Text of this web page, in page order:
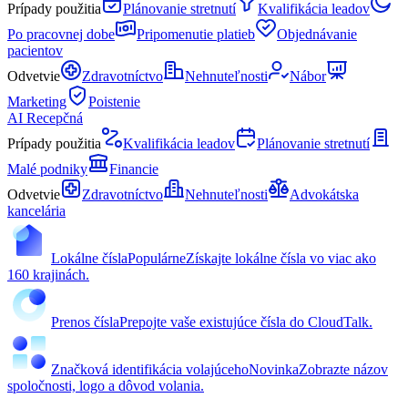
Prípady použitia
Plánovanie stretnutí
Kvalifikácia leadov
Po pracovnej dobe
Pripomenutie platieb
Objednávanie
pacientov
Odvetvie
Zdravotníctvo Nehnuteľnosti
Nábor
Marketing
Poistenie
AI Recepčná
Prípady použitia
Kvalifikácia leadov
Plánovanie stretnutí
Malé podniky
Financie
Odvetvie
Zdravotníctvo Nehnuteľnosti
Advokátska
kancelária
Lokálne číslaPopulárneZískajte lokálne čísla vo viac ako
160 krajinách.
Prenos číslaPrepojte vaše existujúce čísla do CloudTalk.
Značková identifikácia volajúcehoNovinkaZobrazte názov
spoločnosti, logo a dôvod volania.